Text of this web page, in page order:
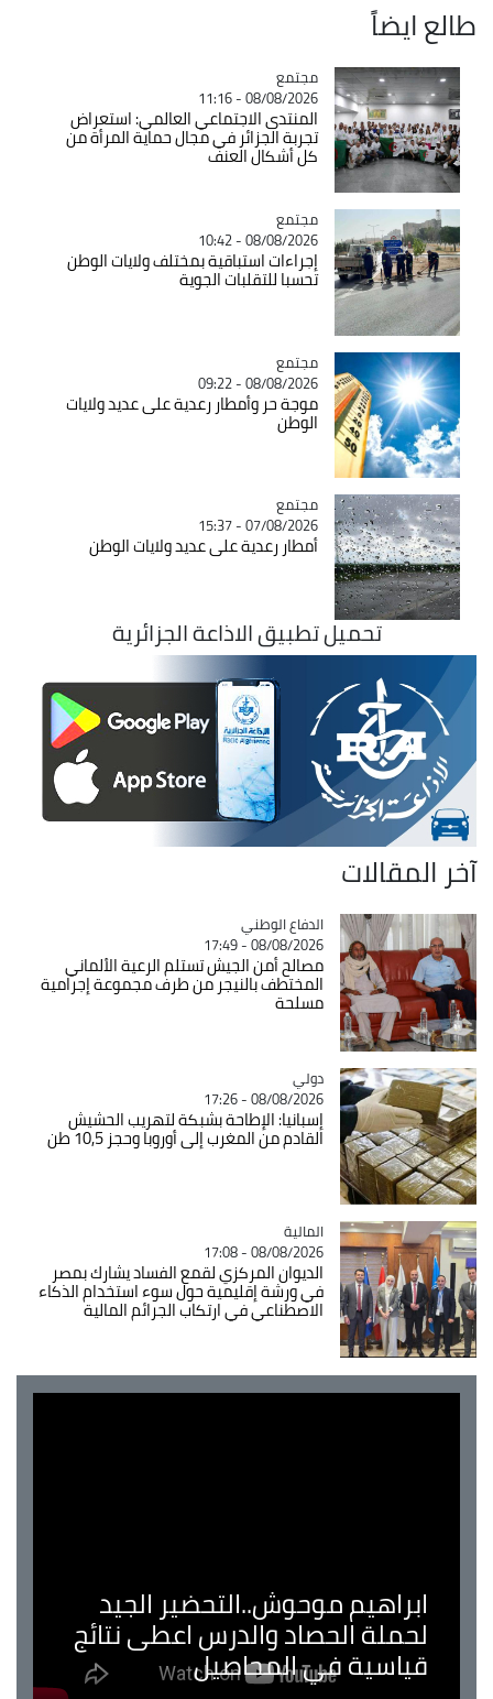
طالع ايضاً
Catégorie
مجتمع
08/08/2026 - 11:16
المنتدى الاجتماعي العالمي: استعراض
تجربة الجزائر في مجال حماية المرأة من
كل أشكال العنف
Catégorie
مجتمع
08/08/2026 - 10:42
إجراءات استباقية بمختلف ولايات الوطن
تحسبا للتقلبات الجوية
Catégorie
مجتمع
08/08/2026 - 09:22
موجة حر وأمطار رعدية على عديد ولايات
الوطن
Catégorie
مجتمع
07/08/2026 - 15:37
أمطار رعدية على عديد ولايات الوطن
تحميل تطبيق الاذاعة الجزائرية
آخر المقالات
Catégorie
الدفاع الوطني
08/08/2026 - 17:49
مصالح أمن الجيش تستلم الرعية الألماني
المختطف بالنيجر من طرف مجموعة إجرامية
مسلحة
Catégorie
دولي
08/08/2026 - 17:26
إسبانيا: الإطاحة بشبكة لتهريب الحشيش
القادم من المغرب إلى أوروبا وحجز 10,5 طن
Catégorie
المالية
08/08/2026 - 17:08
الديوان المركزي لقمع الفساد يشارك بمصر
في ورشة إقليمية حول سوء استخدام الذكاء
الاصطناعي في ارتكاب الجرائم المالية
ابراهيم موحوش..التحضير الجيد
لحملة الحصاد والدرس اعطى نتائج
قياسية في المحاصيل